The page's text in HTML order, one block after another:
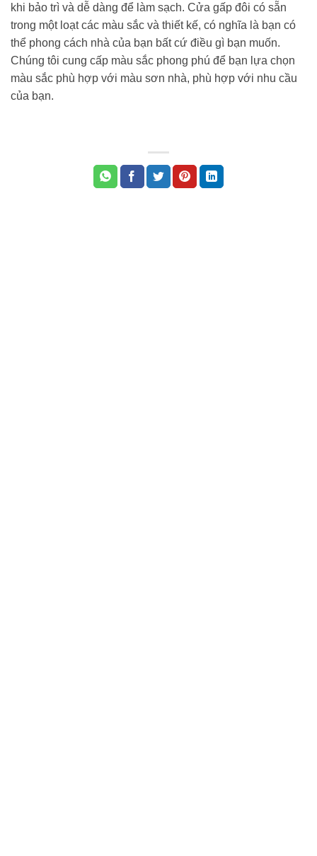
khi bảo trì và dễ dàng để làm sạch. Cửa gấp đôi có sẵn
trong một loạt các màu sắc và thiết kế, có nghĩa là bạn có
thể phong cách nhà của bạn bất cứ điều gì bạn muốn.
Chúng tôi cung cấp màu sắc phong phú để bạn lựa chọn
màu sắc phù hợp với màu sơn nhà, phù hợp với nhu cầu
của bạn.